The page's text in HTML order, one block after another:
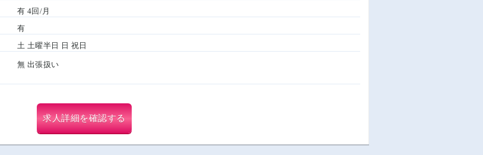
有 4回/月
有
土 土曜半日 日 祝日
無 出張扱い
求人詳細を確認する